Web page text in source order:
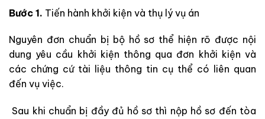
Bước 1. Tiến hành khởi kiện và thụ lý vụ án
Nguyên đơn chuẩn bị bộ hồ sơ thể hiện rõ được nội
dung yêu cầu khởi kiện thông qua đơn khởi kiện và
các chứng cứ tài liệu thông tin cụ thể có liên quan
đến vụ việc.
Sau khi chuẩn bị đầy đủ hồ sơ thì nộp hồ sơ đến tòa